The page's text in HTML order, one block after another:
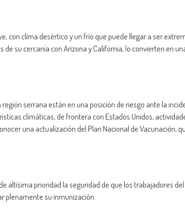
con clima desértico y un frío que puede llegar a ser
su cercanía con Arizona y California, lo convierten en
serrana están en una posición de riesgo ante la
climáticas, de frontera con Estados Unidos,
una actualización del Plan Nacional de Vacunación,
altísima prioridad la seguridad de que los trabajadores
plenamente su inmunización.